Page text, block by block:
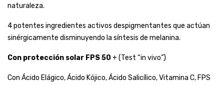
naturaleza.
4 potentes ingredientes activos despigmentantes que actúan
sinérgicamente disminuyendo la síntesis de melanina.
Con protección solar FPS 50 + (Test “in vivo”)
Con Ácido Elágico, Ácido Kójico, Ácido Salicílico, Vitamina C, FPS